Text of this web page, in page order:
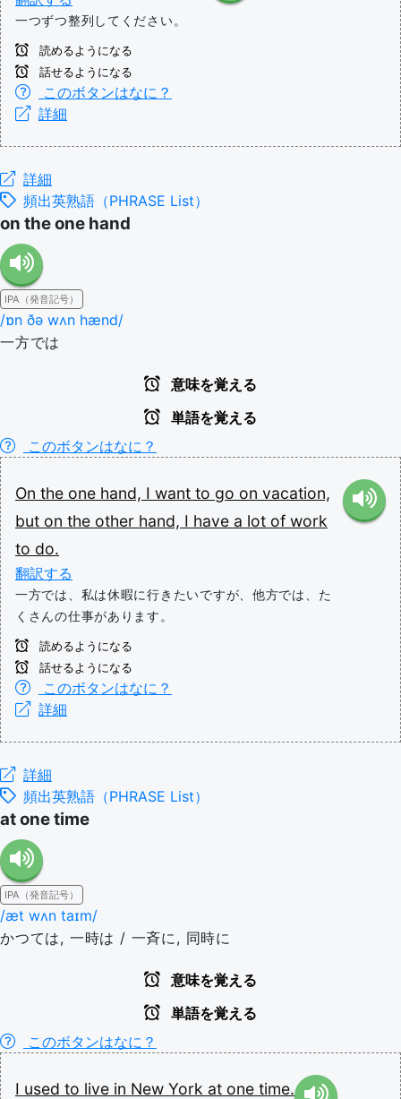
一つずつ整列してください。
読めるようになる
話せるようになる
このボタンはなに？
詳細
詳細
頻出英熟語（PHRASE List）
on the one hand
IPA（発音記号）
/ɒn ðə wʌn hænd/
一方では
意味を覚える
単語を覚える
このボタンはなに？
On the one hand, I want to go on vacation,
but on the other hand, I have a lot of work
to do.
翻訳する
一方では、私は休暇に行きたいですが、他方では、た
くさんの仕事があります。
読めるようになる
話せるようになる
このボタンはなに？
詳細
詳細
頻出英熟語（PHRASE List）
at one time
IPA（発音記号）
/æt wʌn taɪm/
かつては, 一時は / 一斉に, 同時に
意味を覚える
単語を覚える
このボタンはなに？
I used to live in New York at one time.